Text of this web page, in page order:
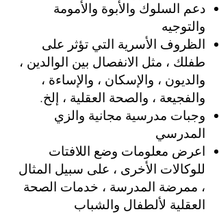
دعم السلوك والأبوة والأمومة
والتوجيه
الظروف الأسرية التي تؤثر على
طفلك ، مثل الانفصال بين الوالدين ،
والديون ، والإسكان ، والإساءة ،
والفجيعة ، والصحة العقلية ، إلخ.
وجبات مدرسية مجانية والزي
المدرسي
اعرض معلومات وضع اللافتات
للوكالات الأخرى ، على سبيل المثال
، ممرضة المدرسة ، خدمات الصحة
العقلية لألطفال والشباب